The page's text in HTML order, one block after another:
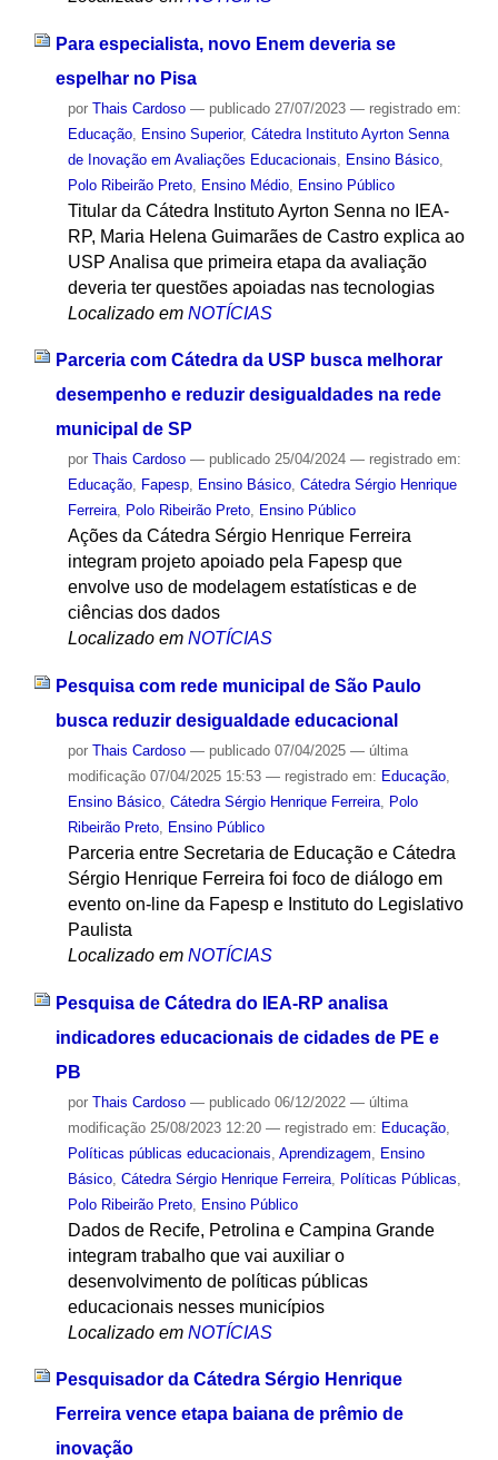
Para especialista, novo Enem deveria se
espelhar no Pisa
por Thais Cardoso — publicado27/07/2023 — registrado em:
Educação, Ensino Superior, Cátedra Instituto Ayrton Senna
de Inovação em Avaliações Educacionais
Ensino Básico,
Polo Ribeirão Preto, Ensino Médio, Ensino Público
Titular da Cátedra Instituto Ayrton Senna no IEA-
RP, Maria Helena Guimarães de Castro explica ao
USP Analisa que primeira etapa da avaliação
deveria ter questões apoiadas nas tecnologias
Localizado em NOTÍCIAS
Parceria com Cátedra da USP busca melhorar
desempenho e reduzir desigualdades na rede
municipal de SP
por Thais Cardoso — publicado25/04/2024 — registrado em:
Educação, Fapesp, Ensino Básico, Cátedra Sérgio Henrique
Ferreira, Polo Ribeirão Preto, Ensino Público
Ações da Cátedra Sérgio Henrique Ferreira
integram projeto apoiado pela Fapesp que
envolve uso de modelagem estatísticas e de
ciências dos dados
Localizado em NOTÍCIAS
Pesquisa com rede municipal de São Paulo
busca reduzir desigualdade educacional
por Thais Cardoso — publicado07/04/2025 — última
modificação07/04/2025 15:53 — registrado em: Educação,
Ensino Básico, Cátedra Sérgio Henrique Ferreira, Polo
Ribeirão Preto, Ensino Público
Parceria entre Secretaria de Educação e Cátedra
Sérgio Henrique Ferreira foi foco de diálogo em
evento on-line da Fapesp e Instituto do Legislativo
Paulista
Localizado em NOTÍCIAS
Pesquisa de Cátedra do IEA-RP analisa
indicadores educacionais de cidades de PE e
PB
por Thais Cardoso — publicado06/12/2022 — última
modificação25/08/2023 12:20 — registrado em: Educação,
Políticas públicas educacionais Aprendizagem
Ensino
Básico, Cátedra Sérgio Henrique Ferreira, Políticas Públicas
Polo Ribeirão Preto, Ensino Público
Dados de Recife, Petrolina e Campina Grande
integram trabalho que vai auxiliar o
desenvolvimento de políticas públicas
educacionais nesses municípios
Localizado em NOTÍCIAS
Pesquisador da Cátedra Sérgio Henrique
Ferreira vence etapa baiana de prêmio de
inovação